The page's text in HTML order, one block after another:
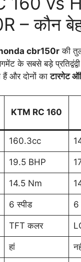
– कौन
cbr150r की
के सबसे बड़े
हैं और दोनों काटारगेट
KTM RC 160
160.3cc
19.5 BHP
14.5 Nm
6 स्पीड 6
TFT कलर
हां